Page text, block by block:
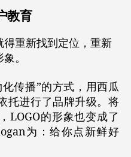
教育
重新找到定位，重新
。
传播”的方式，用西瓜
托进行了品牌升级。将
LOGO的形象也变成了
为：给你点新鲜好